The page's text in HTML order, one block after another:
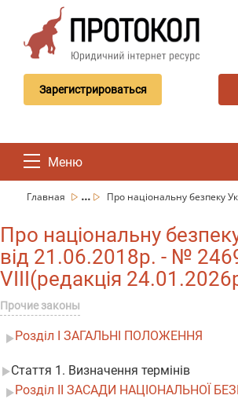
Зарегистрироваться
Меню
Главная ... Про національну безпеку
Про національну
від 21.06.2018р. - №
VIII(редакція
Прочие законы
Розділ I ЗАГАЛЬНІ ПОЛОЖЕННЯ
Стаття 1. Визначення термінів
Розділ II ЗАСАДИ НАЦІОНАЛЬНОЇ